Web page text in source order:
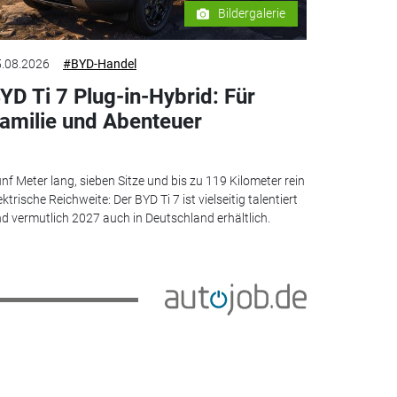
Bildergalerie
#BYD-Handel
Ti 7 Plug-in-Hybrid: Für
und Abenteuer
Meter lang, sieben Sitze und bis zu 119 Kilometer rein
Reichweite: Der BYD Ti 7 ist vielseitig talentiert
vermutlich 2027 auch in Deutschland erhältlich.